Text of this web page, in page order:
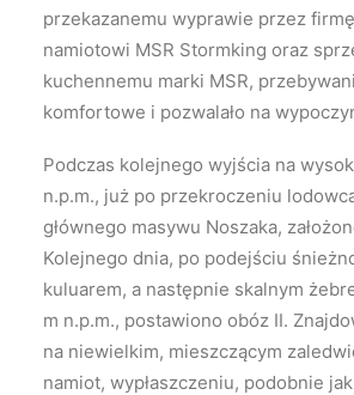
przekazanemu wyprawie przez
namiotowi MSR Stormking oraz
kuchennemu marki MSR,
komfortowe i pozwalało na
Podczas kolejnego wyjścia na
n.p.m., już po przekroczeniu
głównego masywu Noszaka,
Kolejnego dnia, po podejściu
kuluarem, a następnie skalnym
m n.p.m., postawiono obóz II.
na niewielkim, mieszczącym
namiot, wypłaszczeniu, podobnie jak